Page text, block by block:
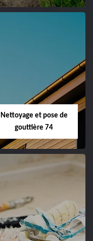
Nettoyage et pose de
gouttière 74